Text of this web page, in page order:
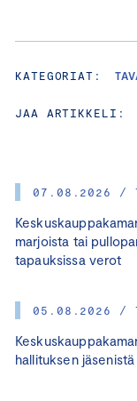
07.08.2026 /
marjoista tai
tapauksissa verot
05.08.2026 /
hallituksen
KATEGORIAT:
JAA ARTIKKELI: